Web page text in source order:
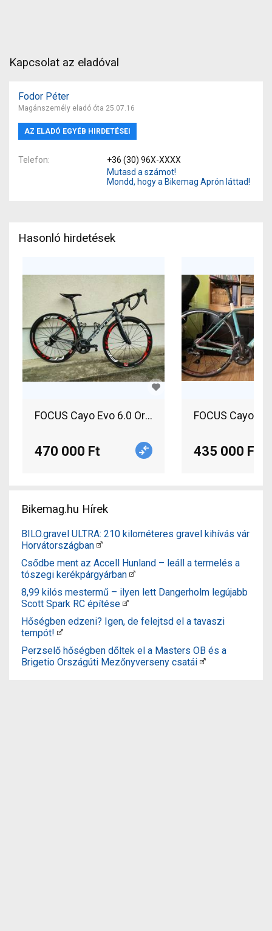
Kapcsolat az eladóval
Fodor Péter
Magánszemély eladó óta 25.07.16
AZ ELADÓ EGYÉB HIRDETÉSEI
Telefon
+36 (30) 96X-XXXX
Mutasd a számot!
Mondd, hogy a Bikemag Aprón láttad!
Hasonló hirdetések
FOCUS Cayo Evo 6.0 Országúti Shimano Ultegra
470 000 Ft
FOCUS Cayo
435 000 Ft
Bikemag.hu Hírek
BILO.gravel ULTRA: 210 kilométeres gravel kihívás vár
Horvátországban
Csődbe ment az Accell Hunland – leáll a termelés a
tószegi kerékpárgyárban
8,99 kilós mestermű – ilyen lett Dangerholm legújabb
Scott Spark RC építése
Hőségben edzeni? Igen, de felejtsd el a tavaszi
tempót!
Perzselő hőségben dőltek el a Masters OB és a
Brigetio Országúti Mezőnyverseny csatái